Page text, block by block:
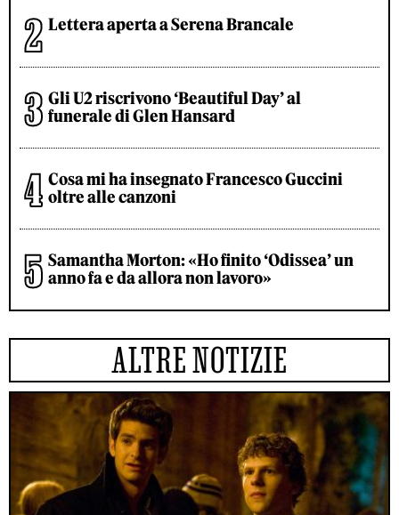
Lettera aperta a Serena Brancale
Gli U2 riscrivono ‘Beautiful Day’ al
funerale di Glen Hansard
Cosa mi ha insegnato Francesco Guccini
oltre alle canzoni
Samantha Morton: «Ho finito ‘Odissea’ un
anno fa e da allora non lavoro»
ALTRE NOTIZIE